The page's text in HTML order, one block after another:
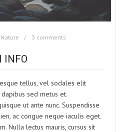
Nature 3 comments
INFO
tellus, vel sodales elit
sed metus et.
ut ante nunc. Suspendisse
ac congue neque iaculis eget.
Nulla lectus mauris, cursus sit